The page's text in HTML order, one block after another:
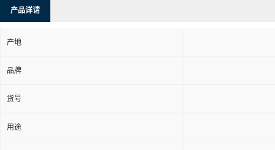
产品详请
产地
品牌
货号
用途